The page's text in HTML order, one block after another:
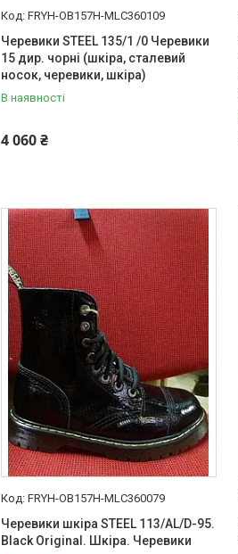
FRYH-OB157H-MLC360109
Черевики STEEL 135/1 /0 Черевики
15 дир. чорні (шкіра, сталевий
носок, черевики, шкіра)
В наявності
4 060 ₴
FRYH-OB157H-MLC360079
Черевики шкіра STEEL 113/AL/D-95.
Black Original. Шкіра. Черевики